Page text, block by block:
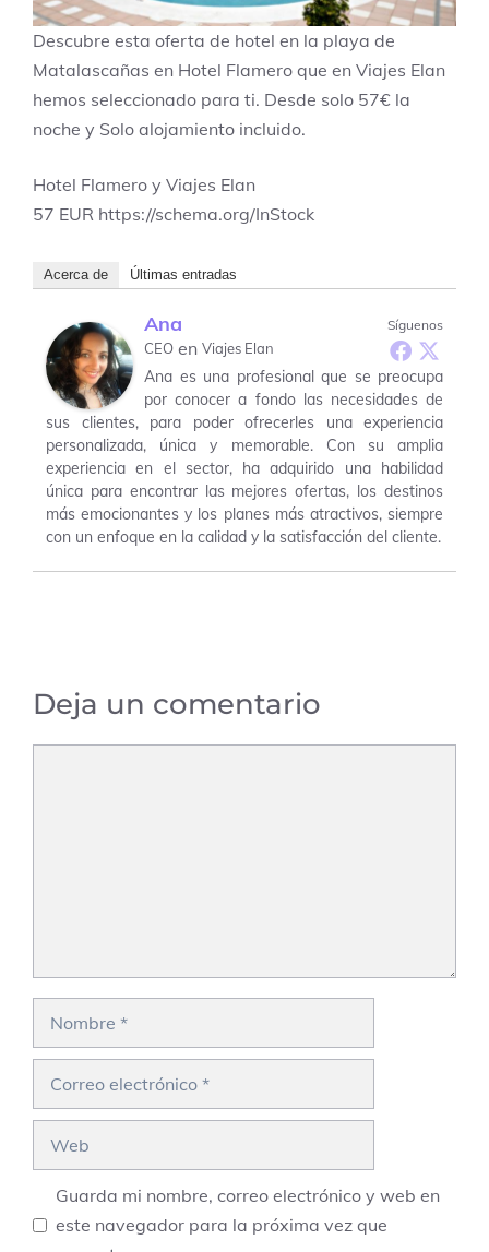
Descubre esta oferta de hotel en la playa de
Matalascañas en Hotel Flamero que en Viajes Elan
hemos seleccionado para ti. Desde solo 57€ la
noche y Solo alojamiento incluido.
Hotel Flamero y Viajes Elan
57 EUR https://schema.org/InStock
Acerca de Últimas entradas
Síguenos
Ana
CEO en Viajes Elan
Ana es una profesional que se preocupa
por conocer a fondo las necesidades de
sus clientes, para poder ofrecerles una experiencia
personalizada, única y memorable. Con su amplia
experiencia en el sector, ha adquirido una habilidad
única para encontrar las mejores ofertas, los destinos
más emocionantes y los planes más atractivos, siempre
con un enfoque en la calidad y la satisfacción del cliente.
Deja un comentario
Guarda mi nombre, correo electrónico y web en
este navegador para la próxima vez que